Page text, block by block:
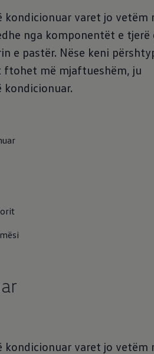
varet jo vetëm
nga komponentët e tjerë
e pastër. Nëse keni
ftohet më mjaftueshëm, ju
varet jo vetëm